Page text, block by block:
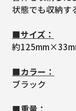
状態でも収納す
■サイズ：
約
■カラー：
ブラック